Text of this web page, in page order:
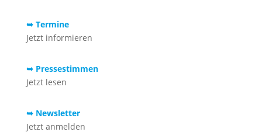
➥ Termine
Jetzt informieren
➥ Pressestimmen
Jetzt lesen
➥ Newsletter
Jetzt anmelden